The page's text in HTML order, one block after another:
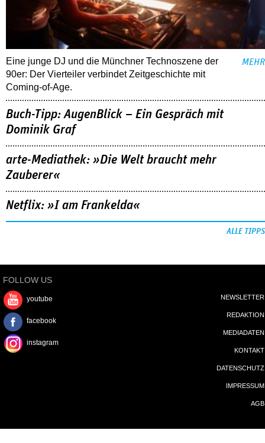
Eine junge DJ und die Münchner Technoszene der
90er: Der Vierteiler verbindet Zeitgeschichte mit
Coming-of-Age.
MEHR
Buch-Tipp: AugenBlick – Ein Gespräch mit
Dominik Graf
arte-Mediathek: »Die Welt braucht mehr
Zauberer«
Netflix: »I am Frankelda«
ALLE TIPPS
FOLLOW US
youtube
facebook
instagram
NEWSLETTER
REDAKTION
MEDIADATEN
KONTAKT
DATENSCHUTZ
IMPRESSUM
AGB